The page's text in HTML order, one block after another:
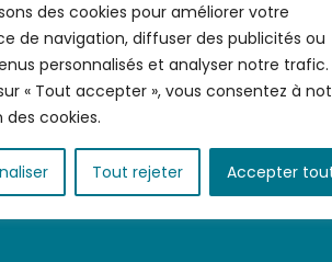
des cookies pour améliorer votre
de navigation, diffuser des publicités ou
personnalisés et analyser notre trafic.
« Tout accepter », vous consentez à
des cookies.
Tout rejeter Accepter
Nous